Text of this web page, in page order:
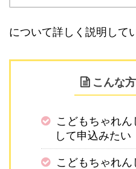
について詳しく説明して
こんな
こどもちゃれ
して申込みたい
こどもちゃれ